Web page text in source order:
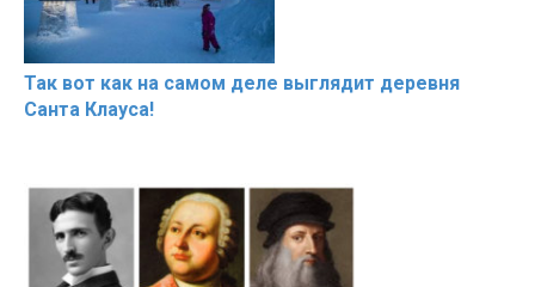
Так вот как на самом деле выглядит деревня
Санта Клауса!